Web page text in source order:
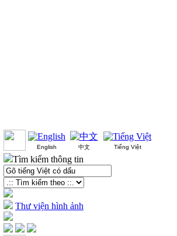
English 中文 Tiếng Việt
Tìm kiếm thông tin
Thư viện hình ảnh